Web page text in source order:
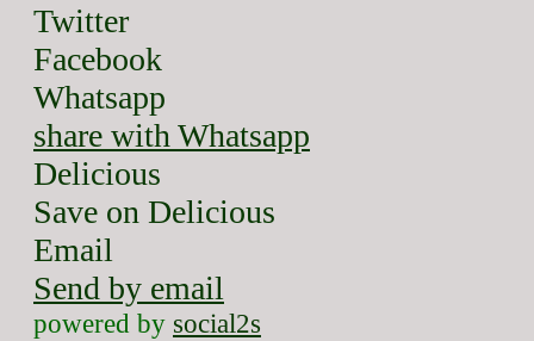
Twitter
Facebook
Whatsapp
share with Whatsapp
Delicious
Save on Delicious
Email
Send by email
powered by social2s